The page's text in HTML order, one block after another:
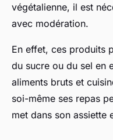
végétalienne, il est
avec modération.
En effet, ces produits
du sucre ou du sel en
aliments bruts et
soi-même ses repas
met dans son assiette